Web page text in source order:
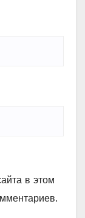
в этом